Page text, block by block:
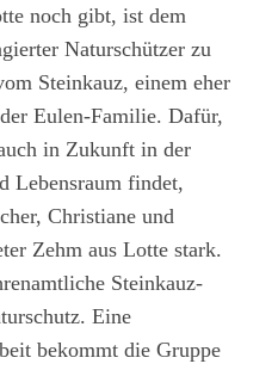
noch gibt, ist dem
Naturschützer zu
Steinkauz, einem eher
Eulen-Familie. Dafür,
in Zukunft in der
Lebensraum findet,
Christiane und
Zehm aus Lotte stark.
Steinkauz-
Eine
bekommt die Gruppe